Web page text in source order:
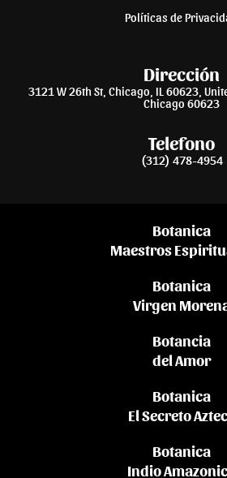
Políticas de
Dirección
3121 W 26th St, Chicago, IL 60623,
Chicago 60623
Telefono
(312) 478-4954
Botanica
Maestros
Botanica
Virgen
Botancia
del Amor
Botanica
El Secreto
Botanica
Indio